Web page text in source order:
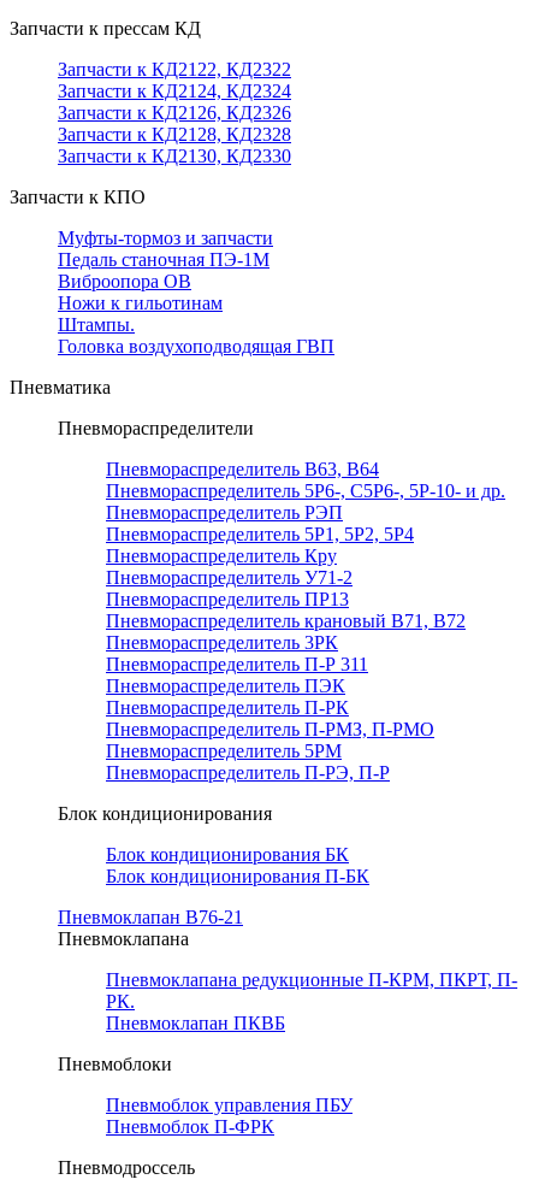
Запчасти к прессам КД
Запчасти к КД2122, КД2322
Запчасти к КД2124, КД2324
Запчасти к КД2126, КД2326
Запчасти к КД2128, КД2328
Запчасти к КД2130, КД2330
Запчасти к КПО
Муфты-тормоз и запчасти
Педаль станочная ПЭ-1М
Виброопора ОВ
Ножи к гильотинам
Штампы.
Головка воздухоподводящая ГВП
Пневматика
Пневмораспределители
Пневмораспределитель В63, В64
Пневмораспределитель 5Р6-, С5Р6-, 5Р-10- и др.
Пневмораспределитель РЭП
Пневмораспределитель 5Р1, 5Р2, 5Р4
Пневмораспределитель Кру
Пневмораспределитель У71-2
Пневмораспределитель ПР13
Пневмораспределитель крановый В71, В72
Пневмораспределитель 3РК
Пневмораспределитель П-Р 311
Пневмораспределитель ПЭК
Пневмораспределитель П-РК
Пневмораспределитель П-РМЗ, П-РМО
Пневмораспределитель 5РМ
Пневмораспределитель П-РЭ, П-Р
Блок кондиционирования
Блок кондиционирования БК
Блок кондиционирования П-БК
Пневмоклапан В76-21
Пневмоклапана
Пневмоклапана редукционные П-КРМ, ПКРТ, П-
РК.
Пневмоклапан ПКВБ
Пневмоблоки
Пневмоблок управления ПБУ
Пневмоблок П-ФРК
Пневмодроссель